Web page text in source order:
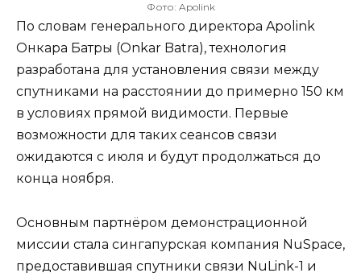
Фото: Apolink
По словам генерального директора Apolink
Онкара Батры (Onkar Batra), технология
разработана для установления связи между
спутниками на расстоянии до примерно 150 км
в условиях прямой видимости. Первые
возможности для таких сеансов связи
ожидаются с июля и будут продолжаться до
конца ноября.
Основным партнёром демонстрационной
миссии стала сингапурская компания NuSpace,
предоставившая спутники связи NuLink-1 и